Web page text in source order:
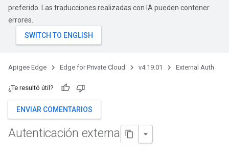
preferido. Las traducciones realizadas con IA pueden contener
errores.
Apigee Edge Edge for Private Cloud v4.19.01 External Auth
¿Te resultó útil?
ENVIAR COMENTARIOS
Autenticación externa